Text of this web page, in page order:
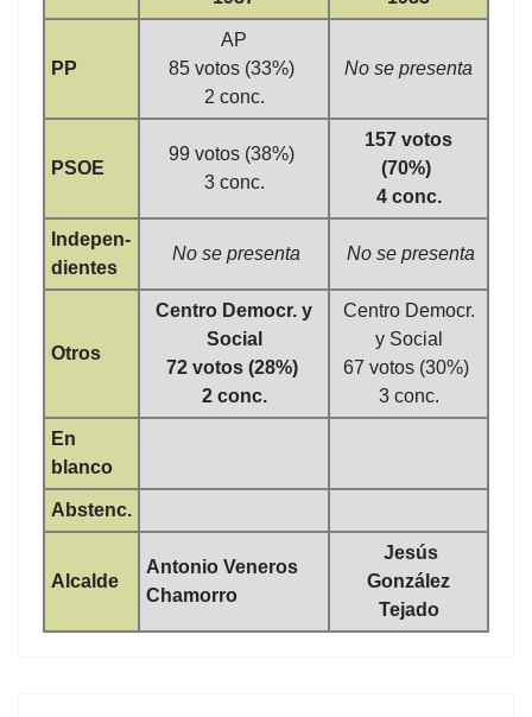
PP
AP
85 votos (33%)
2 conc.
No se presenta
PSOE
99 votos (38%)
3 conc.
157 votos
(70%)
4 conc.
Indepen-
dientes
No se presenta No se presenta
Otros
Centro Democr. y
Social
72 votos (28%)
2 conc.
Centro Democr.
y Social
67 votos (30%)
3 conc.
En
blanco
Abstenc.
Alcalde
Antonio Veneros
Chamorro
Jesús
González
Tejado